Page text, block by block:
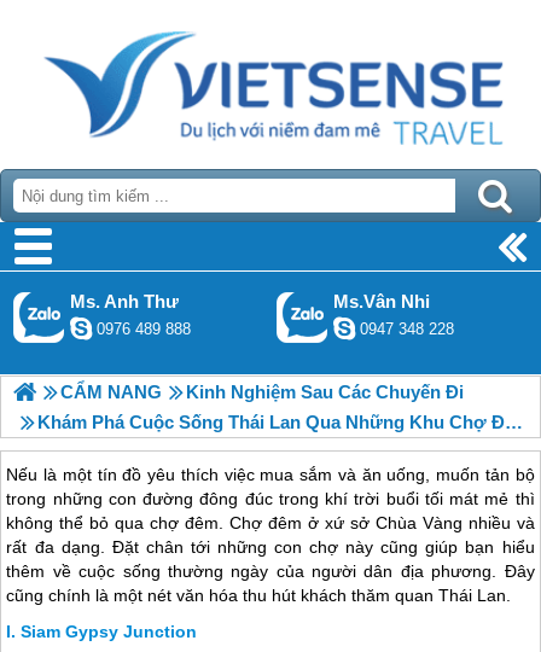
Ms. Anh Thư
0976 489 888
Ms.Vân Nhi
0947 348 228
CẨM NANG
Kinh Nghiệm Sau Các Chuyến Đi
Khám Phá Cuộc Sống Thái Lan Qua Những Khu Chợ Đêm
Nếu là một tín đồ yêu thích việc mua sắm và ăn uống, muốn tản bộ
trong những con đường đông đúc trong khí trời buổi tối mát mẻ thì
không thể bỏ qua chợ đêm. Chợ đêm ở xứ sở Chùa Vàng nhiều và
rất đa dạng. Đặt chân tới những con chợ này cũng giúp bạn hiểu
thêm về cuộc sống thường ngày của người dân địa phương. Đây
cũng chính là một nét văn hóa thu hút khách thăm quan Thái Lan.
Siam Gypsy Junction